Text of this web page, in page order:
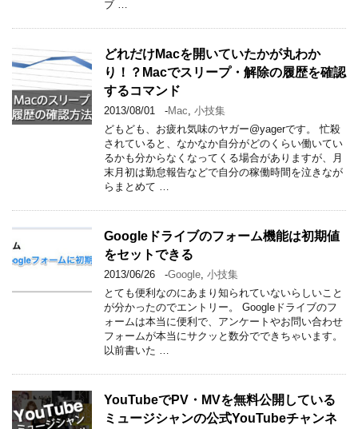
ブ …
どれだけMacを開いていたかが丸わか
り！？Macでスリープ・解除の履歴を確認
するコマンド
2013/08/01 -Mac, 小技集
どもども、お疲れ気味のヤガー@yagerです。 忙殺
されていると、なかなか自分がどのくらい働いてい
るかも分からなくなってくる場合がありますが、月
末月初は勤怠報告などで自分の稼働時間を泣きなが
らまとめて …
Googleドライブのフォーム機能は初期値
をセットできる
2013/06/26 -Google, 小技集
とても便利なのにあまり知られていないらしいこと
が分かったのでエントリー。 Googleドライブのフ
ォームは本当に便利で、アンケートやお問い合わせ
フォームが本当にサクッと数分でできちゃいます。
以前書いた …
YouTubeでPV・MVを無料公開している
ミュージシャンの公式YouTubeチャンネ